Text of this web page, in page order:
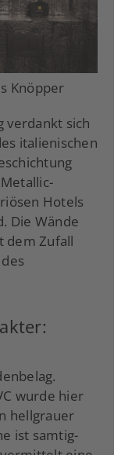
Knöpper
verdankt sich
italienischen
Hotels
Die Wände
dem Zufall
wurde hier
hellgrauer
ist samtig-